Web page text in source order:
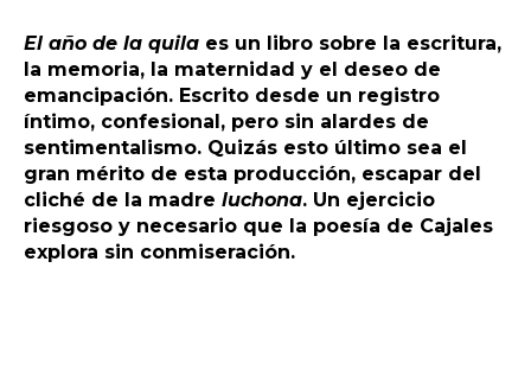
El año de la quila es un libro sobre la escritura,
la memoria, la maternidad y el deseo de
emancipación. Escrito desde un registro
íntimo, confesional, pero sin alardes de
sentimentalismo. Quizás esto último sea el
gran mérito de esta producción, escapar del
cliché de la madre luchona. Un ejercicio
riesgoso y necesario que la poesía de Cajales
explora sin conmiseración.